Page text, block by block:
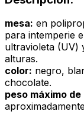
mesa: en
para intemperie
ultravioleta (UV)
alturas.
color: negro,
chocolate.
peso máximo